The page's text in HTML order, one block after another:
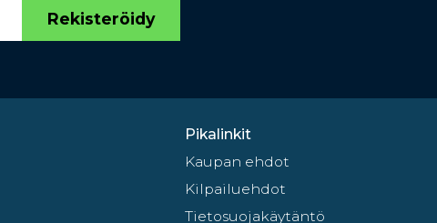
Rekisteröidy
Pikalinkit
Kaupan ehdot
Kilpailuehdot
Tietosuojakäytäntö